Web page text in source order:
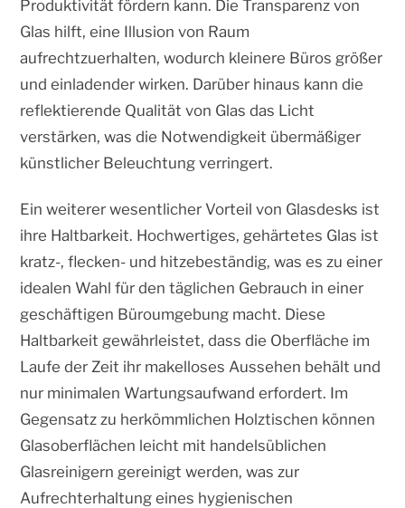
Produktivität fördern kann. Die Transparenz von
Glas hilft, eine Illusion von Raum
aufrechtzuerhalten, wodurch kleinere Büros größer
und einladender wirken. Darüber hinaus kann die
reflektierende Qualität von Glas das Licht
verstärken, was die Notwendigkeit übermäßiger
künstlicher Beleuchtung verringert.
Ein weiterer wesentlicher Vorteil von Glasdesks ist
ihre Haltbarkeit. Hochwertiges, gehärtetes Glas ist
kratz-, flecken- und hitzebeständig, was es zu einer
idealen Wahl für den täglichen Gebrauch in einer
geschäftigen Büroumgebung macht. Diese
Haltbarkeit gewährleistet, dass die Oberfläche im
Laufe der Zeit ihr makelloses Aussehen behält und
nur minimalen Wartungsaufwand erfordert. Im
Gegensatz zu herkömmlichen Holztischen können
Glasoberflächen leicht mit handelsüblichen
Glasreinigern gereinigt werden, was zur
Aufrechterhaltung eines hygienischen